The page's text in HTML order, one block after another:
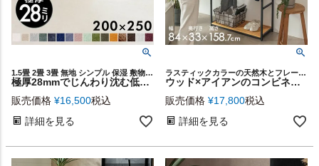
1.5畳 2畳 3畳 無地 シンプル 保湿 敷物 マイクロファイバー ウレタン フランネル ホットカーペットカバー ラグカーペット 低反発ラグマット 子供 赤ちゃん 部屋 春 夏 秋 冬 大きめ 年中
極厚28mmでじんわり沈む低反発ラグ モフィネ 約200×250cm [t100-200x250]
販売価格 ¥16,500税込
詳細を見る
ラスティックカラーの天然木とフレームを組み合わせた、シンプルフォルムの家具シリーズ [ HUS ヒュース ] のハンガーラック
ウッド×アイアンのコンビネーションがオシャレ。スリムなのに収納力抜群なミニマルデザインのハンガーラック [84399]
販売価格 ¥17,800税込
詳細を見る